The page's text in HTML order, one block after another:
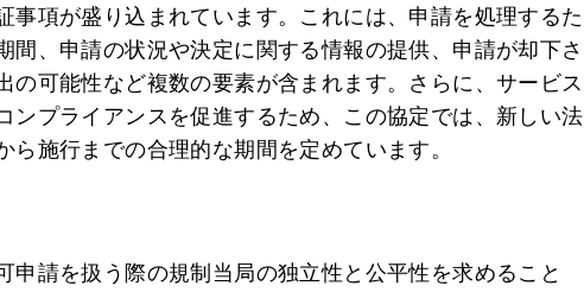
事項が盛り込まれています。これには、申請を処理するた
間、申請の状況や決定に関する情報の提供、申請が却下さ
の可能性など複数の要素が含まれます。さらに、サービス
ンプライアンスを促進するため、この協定では、新しい法
ら施行までの合理的な期間を定めています。
申請を扱う際の規制当局の独立性と公平性を求めること